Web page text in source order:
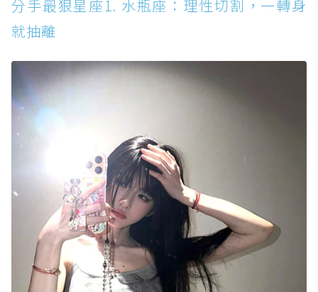
分手最狠星座1. 水瓶座：理性切割，一轉身
就抽離